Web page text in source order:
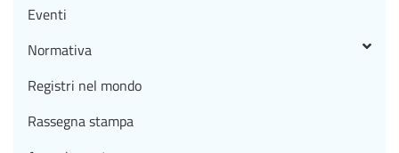
Eventi
Normativa
Registri nel mondo
Rassegna stampa